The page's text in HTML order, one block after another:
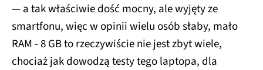
— a tak właściwie dość mocny, ale wyjęty ze
smartfonu, więc w opinii wielu osób słaby, mało
RAM - 8 GB to rzeczywiście nie jest zbyt wiele,
chociaż jak dowodzą testy tego laptopa, dla